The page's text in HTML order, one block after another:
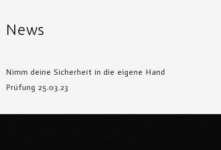
News
Nimm deine Sicherheit in die eigene Hand
Prüfung 25.03.23